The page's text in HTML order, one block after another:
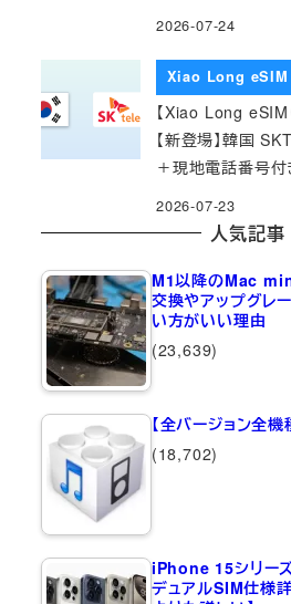
2026-07-24
Xiao Long eSIM
【Xiao Long eSIM
【新登場】韓国
＋現地電話番号付
2026-07-23
人気記事
M1以降のMac
交換やアップグレ
い方がいい理由
(23,639)
【全バージョン全
(18,702)
iPhone 15シリー
デュアルSIM仕様